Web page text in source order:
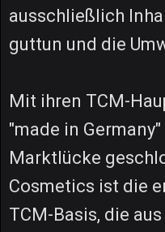
ausschließlich
guttun und die
Mit ihren TCM-
"made in
Marktlücke
Cosmetics ist die
TCM-Basis, die